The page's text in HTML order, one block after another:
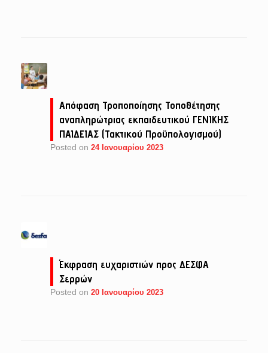
Απόφαση Τροποποίησης Τοποθέτησης
αναπληρώτριας εκπαιδευτικού ΓΕΝΙΚΗΣ
ΠΑΙΔΕΙΑΣ (Τακτικού Προϋπολογισμού)
Posted on 24 Ιανουαρίου 2023
Έκφραση ευχαριστιών προς ΔΕΣΦΑ
Σερρών
Posted on 20 Ιανουαρίου 2023